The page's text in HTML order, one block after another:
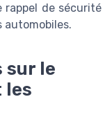
rappel de sécurité
automobiles.
sur le
les